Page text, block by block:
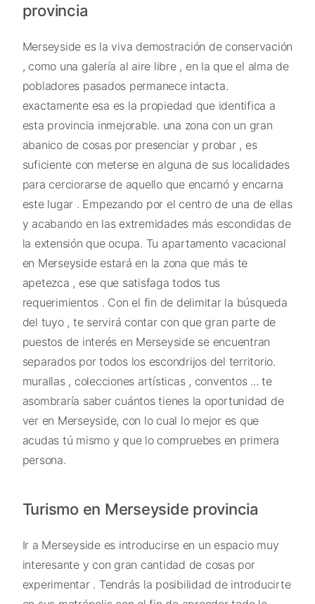
provincia
Merseyside es la viva demostración de conservación
, como una galería al aire libre , en la que el alma de
pobladores pasados permanece intacta.
exactamente esa es la propiedad que identifica a
esta provincia inmejorable. una zona con un gran
abanico de cosas por presenciar y probar , es
suficiente con meterse en alguna de sus localidades
para cerciorarse de aquello que encarnó y encarna
este lugar . Empezando por el centro de una de ellas
y acabando en las extremidades más escondidas de
la extensión que ocupa. Tu apartamento vacacional
en Merseyside estará en la zona que más te
apetezca , ese que satisfaga todos tus
requerimientos . Con el fin de delimitar la búsqueda
del tuyo , te servirá contar con que gran parte de
puestos de interés en Merseyside se encuentran
separados por todos los escondrijos del territorio.
murallas , colecciones artísticas , conventos ... te
asombraría saber cuántos tienes la oportunidad de
ver en Merseyside, con lo cual lo mejor es que
acudas tú mismo y que lo compruebes en primera
persona.
Turismo en Merseyside provincia
Ir a Merseyside es introducirse en un espacio muy
interesante y con gran cantidad de cosas por
experimentar . Tendrás la posibilidad de introducirte